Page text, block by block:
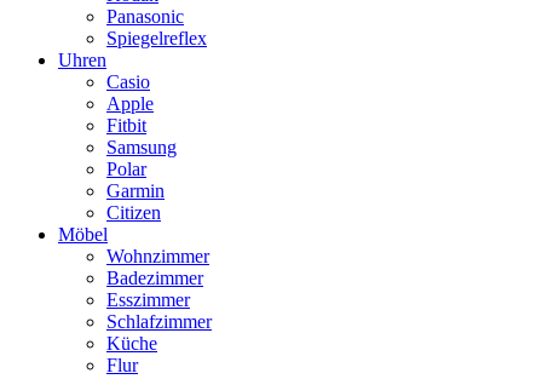
Panasonic
Spiegelreflex
Uhren
Casio
Apple
Fitbit
Samsung
Polar
Garmin
Citizen
Möbel
Wohnzimmer
Badezimmer
Esszimmer
Schlafzimmer
Küche
Flur